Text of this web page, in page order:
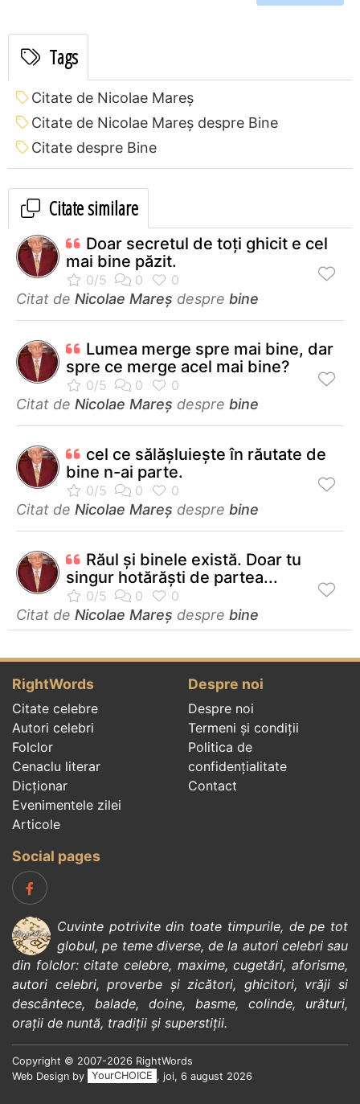
Tags
Citate de Nicolae Mareș
Citate de Nicolae Mareș despre Bine
Citate despre Bine
Citate similare
Doar secretul de toți ghicit e cel
mai bine păzit.
Citat de Nicolae Mareș despre bine
Lumea merge spre mai bine, dar
spre ce merge acel mai bine?
Citat de Nicolae Mareș despre bine
cel ce sălășluiește în răutate de
bine n-ai parte.
Citat de Nicolae Mareș despre bine
Răul şi binele există. Doar tu
singur hotărăşti de partea...
Citat de Nicolae Mareș despre bine
RightWords
Citate celebre
Autori celebri
Folclor
Cenaclu literar
Dicționar
Evenimentele zilei
Articole
Despre noi
Despre noi
Termeni și condiții
Politica de
confidenţialitate
Contact
Social pages
Cuvinte potrivite din toate timpurile, de pe tot
globul, pe teme diverse, de la autori celebrisau
din folclor:citate celebre, maxime,cugetări,aforisme,
autori celebri,proverbe și zicători, ghicitori, vrăji si
descântece, balade, doine, basme, colinde, urături,
orații de nuntă, tradiții și superstiții.
Copyright © 2007-2026 RightWords
Web Design by
YourCHOICE , joi, 6 august 2026